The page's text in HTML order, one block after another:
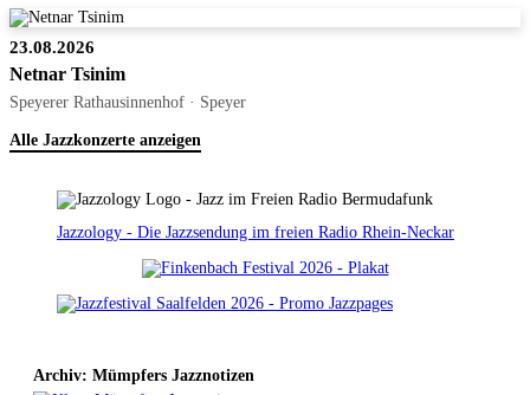
23.08.2026
Netnar Tsinim
Speyerer Rathausinnenhof · Speyer
Alle Jazzkonzerte anzeigen
Jazzology - Die Jazzsendung im freien Radio Rhein-Neckar
Archiv: Mümpfers Jazznotizen